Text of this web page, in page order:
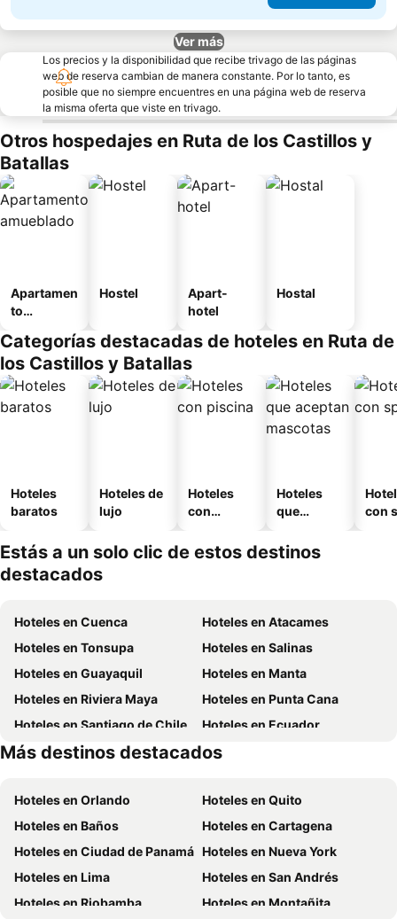
Ver más
Los precios y la disponibilidad que recibe trivago de las páginas
web de reserva cambian de manera constante. Por lo tanto, es
posible que no siempre encuentres en una página web de reserva
la misma oferta que viste en trivago.
Otros hospedajes en Ruta de los Castillos y
Batallas
Apartamen
to
o
Hostel
Apart-
hotel
Hostal
Categorías destacadas de hoteles en Ruta de
los Castillos y Batallas
Hoteles
baratos
Hoteles de
lujo
Hoteles
con
Hoteles
que
mascotas
con
Estás a un solo clic de estos destinos
destacados
Hoteles en Cuenca
Hoteles en Atacames
Hoteles en Tonsupa
Hoteles en Salinas
Hoteles en Guayaquil
Hoteles en Manta
Hoteles en Riviera Maya
Hoteles en Punta Cana
Hoteles en Santiago de Chile
Hoteles en Ecuador
Hoteles en México
Hoteles en Panamá
Más destinos destacados
Hoteles en Orlando
Hoteles en Quito
Hoteles en Baños
Hoteles en Cartagena
Hoteles en Ciudad de Panamá Hoteles en Nueva York
Hoteles en Lima
Hoteles en San Andrés
Hoteles en Riobamba
Hoteles en Montañita